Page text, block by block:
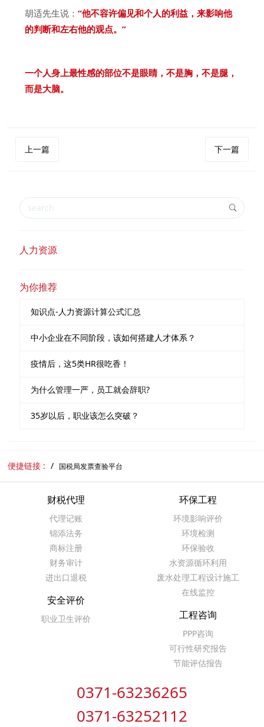
胡适先生说：“他不容许偏见和个人的利益，来影响他
的判断和左右他的观点。”
一个人身上最性感的部位不是眼睛，不是胸，不是腿，
而是大脑。
上一篇 下一篇
人力资源
为你推荐
知识点-人力资源计算公式汇总
中小企业在不同阶段，该如何搭建人才体系？
疫情后，这5类HR很吃香！
为什么管理一严，员工就会辞职?
35岁以后，职业该怎么突破？
便捷链接 : 国税局发票查验平台
财税代理
代理记账
锦添法务
商标注册
财务审计
进出口退税
环保工程
环境影响评价
环境检测
环保验收
水资源循环利用
废水处理工程设计施工
在线监控
安全评价
职业卫生评价 工程咨询
PPP咨询
可行性研究报告
节能评估报告
0371-63236265
0371-63252112